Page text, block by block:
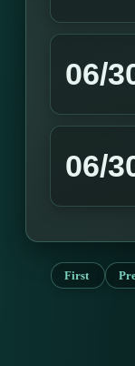
06/
06/
First